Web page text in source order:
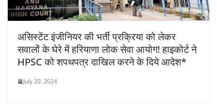
असिस्टेंट इंजीनियर की भर्ती प्रक्रिया को लेकर
सवालों के घेरे में हरियाणा लोक सेवा आयोग! हाइकोर्ट ने
HPSC को शपथपत्र दाखिल करने के दिये आदेश*
July 20, 2024